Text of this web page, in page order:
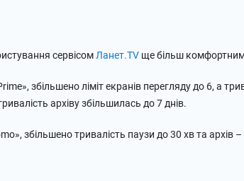
сервісом Ланет.TV ще більш
збільшено ліміт екранів перегляду до 6, а
архіву збільшилась до 7 днів.
збільшено тривалість паузи до 30 хв та архів –